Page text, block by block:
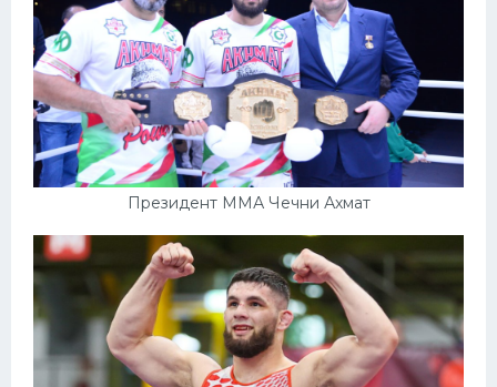
Президент ММА Чечни Ахмат
КатегорииФото
Еще картинки...
Футбол
Баскетбол
Велогонки
Конькобежный спорт
Тренажеры
Интерьер квартиры